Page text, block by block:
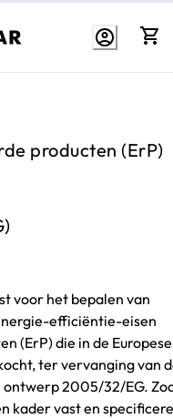
producten (ErP)
voor het bepalen van
efficiëntie-eisen
(ErP) die in de Europese
ter vervanging van
2005/32/EG.
kader vast en